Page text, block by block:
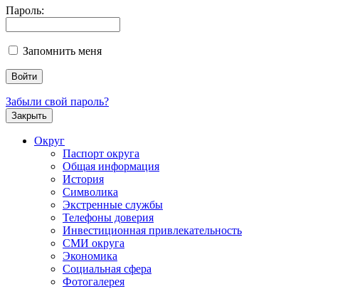
Пароль:
Запомнить меня
Забыли свой пароль?
Закрыть
Округ
Паспорт округа
Общая информация
История
Символика
Экстренные службы
Телефоны доверия
Инвестиционная привлекательность
СМИ округа
Экономика
Социальная сфера
Фотогалерея